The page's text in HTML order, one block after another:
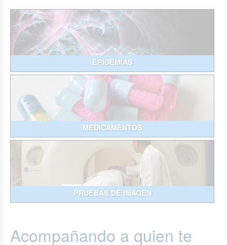
EPIDEMIAS
MEDICAMENTOS
PRUEBAS DE IMAGEN
Acompañando a quien te